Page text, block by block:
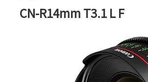
CN-R14mm T3.1 L F